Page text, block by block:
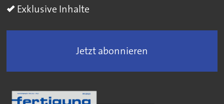
Exklusive Inhalte
Jetzt abonnieren